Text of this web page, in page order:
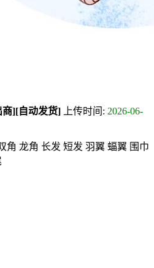
商][自动发货] 上传时间: 2026-06-
角 龙角 长发 短发 羽翼 蝠翼 围巾